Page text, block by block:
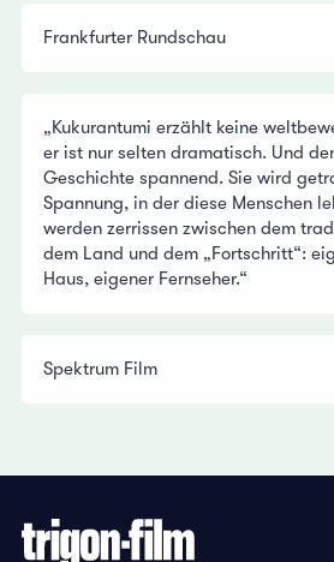
Frankfurter Rundschau
„Kukurantumi erzählt keine
er ist nur selten dramatisch. Und
Geschichte spannend. Sie wird
Spannung, in der diese Menschen
werden zerrissen zwischen dem
dem Land und dem „Fortschritt“:
Haus, eigener Fernseher.“
Spektrum Film